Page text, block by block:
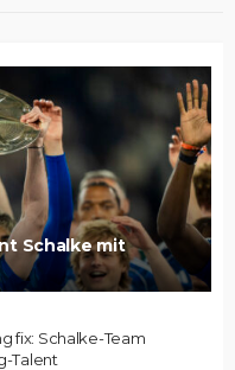
Schalke mit
fix: Schalke-Team
Talent